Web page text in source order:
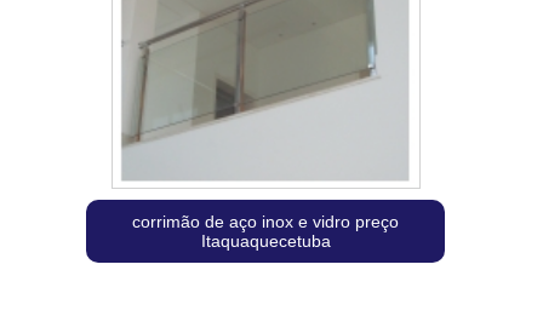
corrimão de aço inox e vidro preço
Itaquaquecetuba